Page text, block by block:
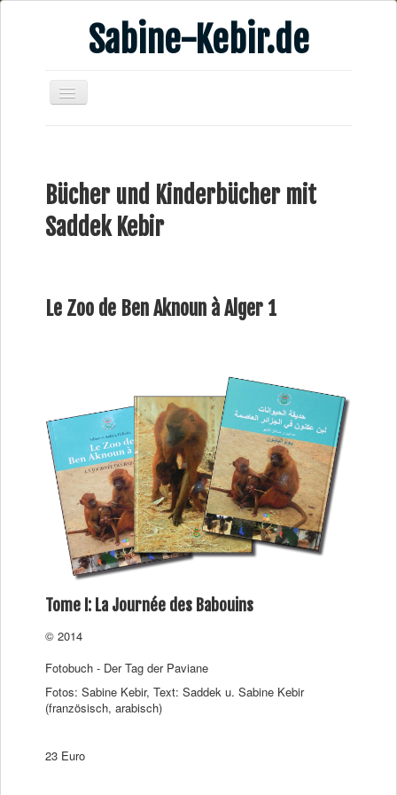
Sabine-Kebir.de
Publikationen
Veranstaltungsangebote
Verschiedenes
Bücher und Kinderbücher mit
Saddek Kebir
Le Zoo de Ben Aknoun à Alger 1
Tome I: La Journée des Babouins
© 2014
Fotobuch - Der Tag der Paviane
Fotos: Sabine Kebir, Text: Saddek u. Sabine Kebir
(französisch, arabisch)
23 Euro